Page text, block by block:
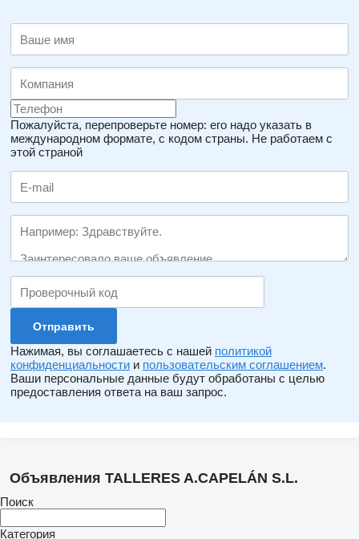
Пожалуйста, перепроверьте номер: его надо указать в
международном формате, с кодом страны. Не работаем с
этой страной
Нажимая, вы соглашаетесь с нашей политикой
конфиденциальности и пользовательским соглашением.
Ваши персональные данные будут обработаны с целью
предоставления ответа на ваш запрос.
Объявления TALLERES A.CAPELÁN S.L.
Поиск
Категория